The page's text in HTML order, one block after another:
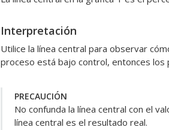
Interpretación
Utilice la línea central para observar
proceso está bajo control, entonces los
PRECAUCIÓN
No confunda la línea central con el
línea central es el resultado real.